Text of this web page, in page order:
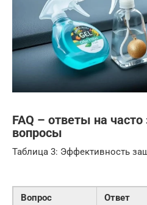
FAQ – ответы на
вопросы
Таблица 3: Эффективность
Вопрос Ответ